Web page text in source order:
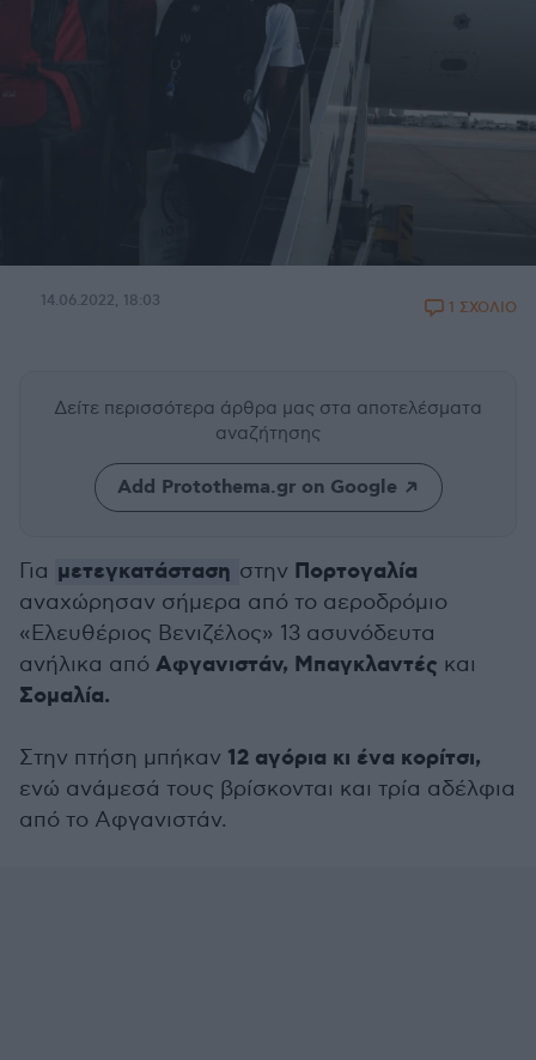
14.06.2022, 18:03 1 ΣΧΟΛΙΟ
Δείτε περισσότερα άρθρα μας στα αποτελέσματα
αναζήτησης
Add Protothema.gr on Google
Για μετεγκατάσταση στην Πορτογαλία
αναχώρησαν σήμερα από το αεροδρόμιο
«Ελευθέριος Βενιζέλος» 13 ασυνόδευτα
ανήλικα από Αφγανιστάν, Μπαγκλαντές και
Σομαλία.
Στην πτήση μπήκαν 12 αγόρια κι ένα κορίτσι,
ενώ ανάμεσά τους βρίσκονται και τρία αδέλφια
από το Αφγανιστάν.